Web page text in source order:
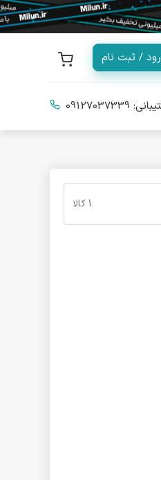
/ ثبت نام
09127037339
1 کالا